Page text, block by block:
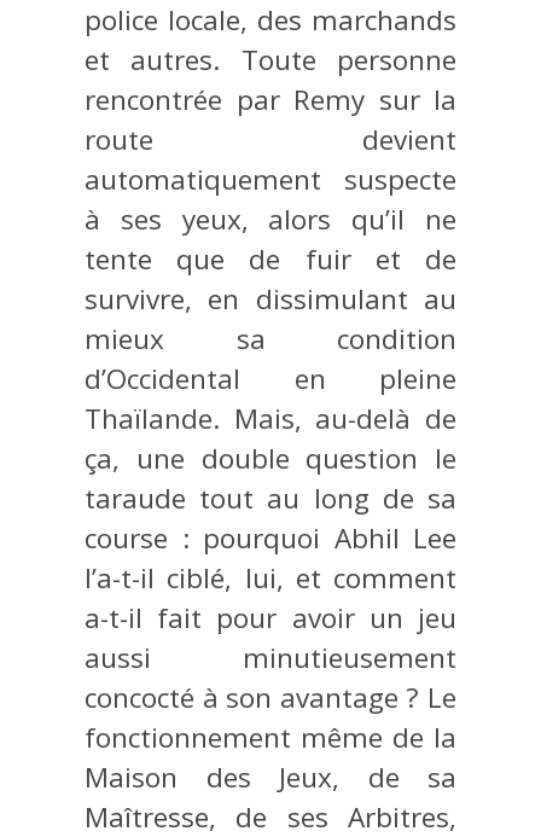
police locale, des marchands
et autres. Toute personne
rencontrée par Remy sur la
route devient
automatiquement suspecte
à ses yeux, alors qu’il ne
tente que de fuir et de
survivre, en dissimulant au
mieux sa condition
d’Occidental en pleine
Thaïlande. Mais, au-delà de
ça, une double question le
taraude tout au long de sa
course : pourquoi Abhil Lee
l’a-t-il ciblé, lui, et comment
a-t-il fait pour avoir un jeu
aussi minutieusement
concocté à son avantage ? Le
fonctionnement même de la
Maison des Jeux, de sa
Maîtresse, de ses Arbitres,